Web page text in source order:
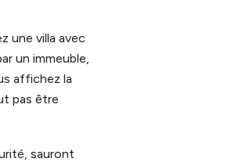
une villa avec
un immeuble,
affichez la
pas être
sauront